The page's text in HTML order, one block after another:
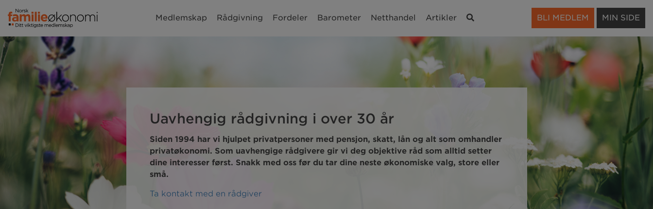
Medlemskap Rådgivning Fordeler Barometer Netthandel Artikler Søk BLI MEDLEM MIN SIDE
Uavhengig rådgivning i over 30 år
Siden 1994 har vi hjulpet privatpersoner med pensjon, skatt, lån og alt som omhandler
privatøkonomi. Som uavhengige rådgivere gir vi deg objektive råd som alltid setter
dine interesser først. Snakk med oss før du tar dine neste økonomiske valg, store eller
små.
Ta kontakt med en rådgiver